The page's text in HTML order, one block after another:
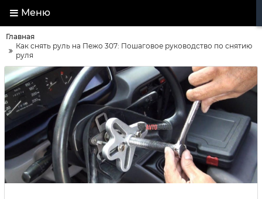
Меню
Главная
Как снять руль на Пежо 307: Пошаговое руководство по снятию
руля